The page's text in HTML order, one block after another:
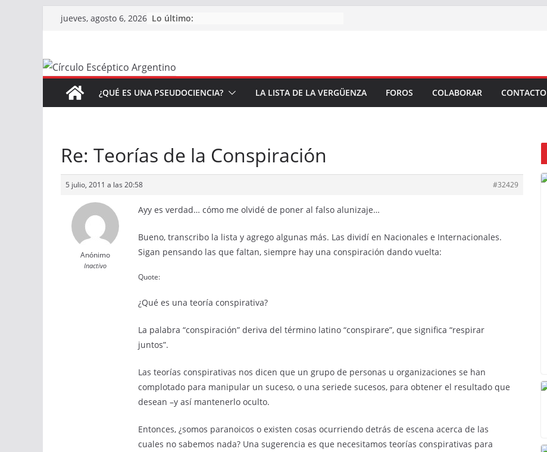
Saltarjueves, agosto 6, 2026 Lo último:
¿QUÉ ES UNA PSEUDOCIENCIA? LA LISTA DE LA VERGÜENZA FOROS COLABORAR CONTACTO
Re: Teorías de la Conspiración
5 julio, 2011 a las 20:58 #32429
Anónimo
Inactivo
Ayy es verdad… cómo me olvidé de poner al falso alunizaje…
Bueno, transcribo la lista y agrego algunas más. Las dividí en Nacionales e Internacionales.
Sigan pensando las que faltan, siempre hay una conspiración dando vuelta:
Quote:
¿Qué es una teoría conspirativa?
La palabra “conspiración” deriva del término latino “conspirare”, que significa “respirar
juntos”.
Las teorías conspirativas nos dicen que un grupo de personas u organizaciones se han
complotado para manipular un suceso, o una seriede sucesos, para obtener el resultado que
desean –y así mantenerlo oculto.
Entonces, ¿somos paranoicos o existen cosas ocurriendo detrás de escena acerca de las
cuales no sabemos nada? Una sugerencia es que necesitamos teorías conspirativas para